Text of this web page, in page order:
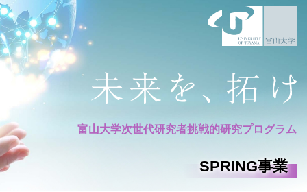
富山大学次世代研究者挑戦的研究プログラム
SPRING事業